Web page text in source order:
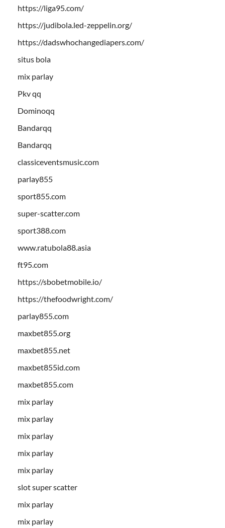
https://liga95.com/
https://judibola.led-zeppelin.org/
https://dadswhochangediapers.com/
situs bola
mix parlay
Pkv qq
Dominoqq
Bandarqq
Bandarqq
classiceventsmusic.com
parlay855
sport855.com
super-scatter.com
sport388.com
www.ratubola88.asia
ft95.com
https://sbobetmobile.io/
https://thefoodwright.com/
parlay855.com
maxbet855.org
maxbet855.net
maxbet855id.com
maxbet855.com
mix parlay
mix parlay
mix parlay
mix parlay
mix parlay
slot super scatter
mix parlay
mix parlay